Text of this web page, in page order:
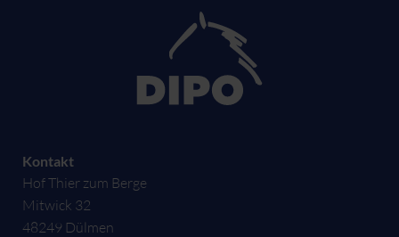
Kontakt
Hof Thier zum Berge
Mitwick 32
48249 Dülmen